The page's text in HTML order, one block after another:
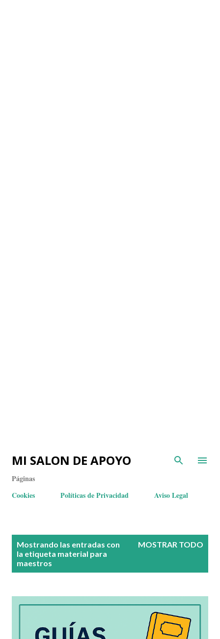
MI SALON DE APOYO
Páginas
Cookies
Políticas de Privacidad Aviso Legal
Mostrando las entradas con
la etiqueta material para
maestros
MOSTRAR TODO